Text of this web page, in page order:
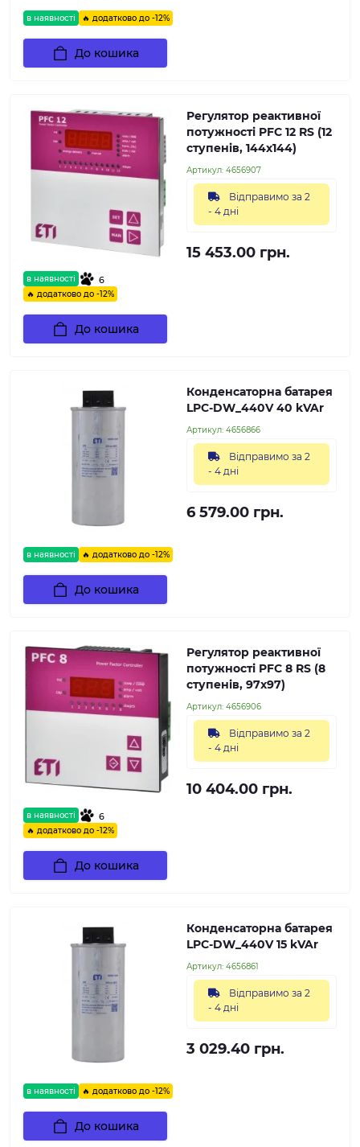
в наявності 🔥 додатково до -12%
До кошика
в наявності 6
🔥 додатково до -12%
Регулятор реактивної
потужності PFC 12 RS (12
ступенів, 144х144)
Артикул: 4656907
Відправимо за 2
- 4 дні
15 453.00 грн.
До кошика
в наявності 🔥 додатково до -12%
Конденсаторна батарея
LPC-DW_440V 40 kVAr
Артикул: 4656866
Відправимо за 2
- 4 дні
6 579.00 грн.
До кошика
в наявності 6
🔥 додатково до -12%
Регулятор реактивної
потужності PFC 8 RS (8
ступенів, 97х97)
Артикул: 4656906
Відправимо за 2
- 4 дні
10 404.00 грн.
До кошика
в наявності 🔥 додатково до -12%
Конденсаторна батарея
LPC-DW_440V 15 kVAr
Артикул: 4656861
Відправимо за 2
- 4 дні
3 029.40 грн.
До кошика